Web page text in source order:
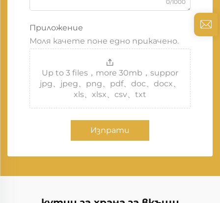
0/1000
Приложение
Моля качете поне едно прикачено.
Up to 3 files，more 30mb，suppor
jpg、jpeg、png、pdf、doc、docx、
xls、xlsx、csv、txt
Изпрати